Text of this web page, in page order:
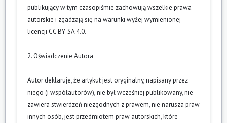
publikujący w tym czasopiśmie zachowują wszelkie prawa
autorskie i zgadzają się na warunki wyżej wymienionej
licencji CC BY-SA 4.0.
2. Oświadczenie Autora
Autor deklaruje, że artykuł jest oryginalny, napisany przez
niego (i współautorów), nie był wcześniej publikowany, nie
zawiera stwierdzeń niezgodnych z prawem, nie narusza praw
innych osób, jest przedmiotem praw autorskich, które